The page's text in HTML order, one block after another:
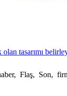
tasarımı
Flaş, Son,